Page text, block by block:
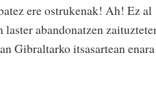
ere ostrukenak! Ah! Ez al
abandonatzen
Gibraltarko itsasartean enara